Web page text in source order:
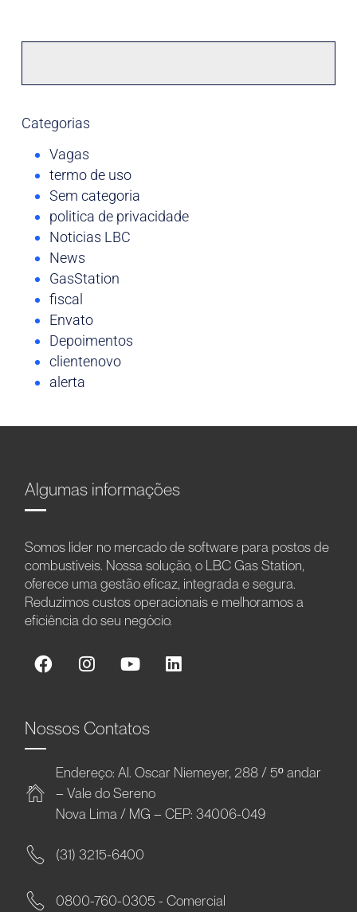
Categorias
Vagas
termo de uso
Sem categoria
politica de privacidade
Noticias LBC
News
GasStation
fiscal
Envato
Depoimentos
clientenovo
alerta
Algumas informações
Somos líder no mercado de software para postos de
combustíveis. Nossa solução, o LBC Gas Station,
oferece uma gestão eficaz, integrada e segura.
Reduzimos custos operacionais e melhoramos a
eficiência do seu negócio.
Nossos Contatos
Endereço: Al. Oscar Niemeyer, 288 / 5º andar
– Vale do Sereno
Nova Lima / MG – CEP: 34006-049
(31) 3215-6400
0800-760-0305 - Comercial